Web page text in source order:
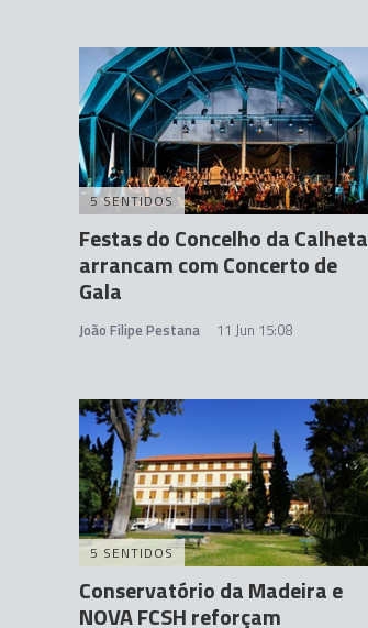
5 SENTIDOS
Festas do Concelho da Calheta
arrancam com Concerto de
Gala
João Filipe Pestana 11 Jun 15:08
5 SENTIDOS
Conservatório da Madeira e
NOVA FCSH reforçam